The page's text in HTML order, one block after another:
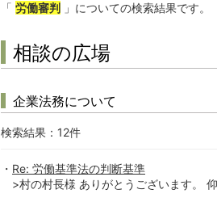
「 労働審判 」についての検索結果です。
相談の広場
企業法務について
検索結果： 12件
Re: 労働基準法の判断基準
>村の村長様 ありがとうございます。